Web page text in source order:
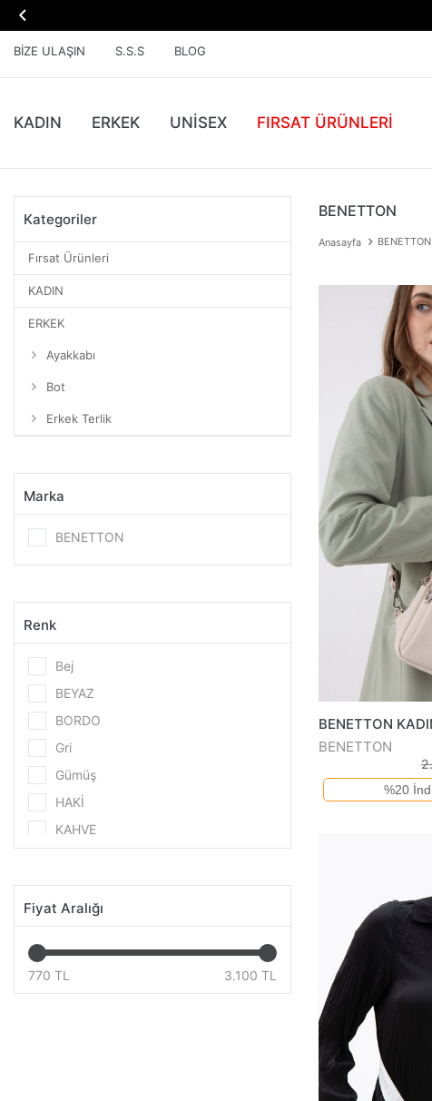

BIZE ULAŞIN S.S.S BLOG
KADIN ERKEK UNİSEX FIRSAT ÜRÜNLERI
Kategoriler
Fırsat Ürünleri
KADIN
ERKEK
Ayakkabı
Bot
Erkek Terlik
Marka
BENETTON
Renk
Bej
BEYAZ
BORDO
Gri
Gümüş
HAKİ
KAHVE
LİLA
MÜRDÜM
TABA
Fiyat Aralığı
770 TL 3.100 TL
BENETTON
Anasayfa BENETTON
BENETTON
BENETTON
%20